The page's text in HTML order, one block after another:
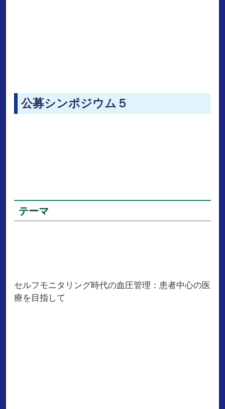
公募シンポジウム５
テーマ
セルフモニタリング時代の血圧管理：患者中心の医
療を目指して